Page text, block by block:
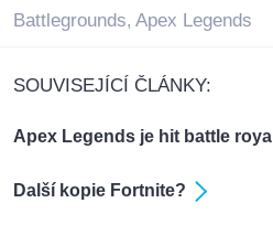
Battlegrounds, Apex Legends
SOUVISEJÍCÍ ČLÁNKY:
Apex Legends je hit battle
Další kopie Fortnite?